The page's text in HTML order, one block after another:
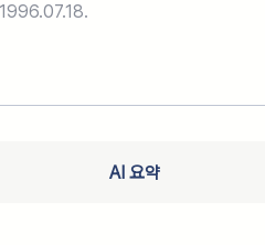
1996.07.18.
AI 요약